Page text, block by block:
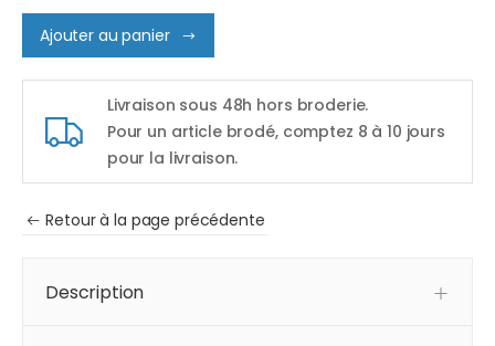
Ajouter au panier
Livraison sous 48h hors broderie.
Pour un article brodé, comptez 8 à 10 jours
pour la livraison.
Retour à la page précédente
Description